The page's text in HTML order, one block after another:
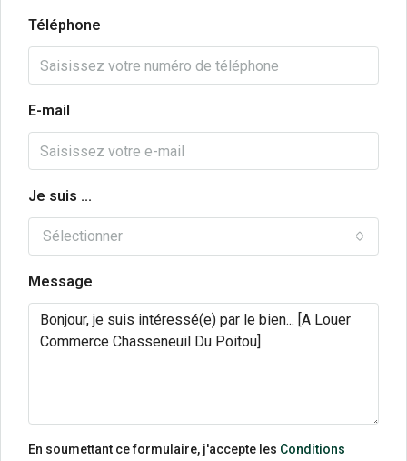
Téléphone
E-mail
Je suis ...
Sélectionner
Message
En soumettant ce formulaire, j'accepte les Conditions